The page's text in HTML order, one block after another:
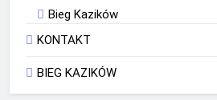
Bieg Kazików
KONTAKT
BIEG KAZIKÓW